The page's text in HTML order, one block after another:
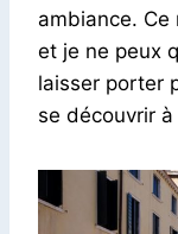
ambiance. Ce
et je ne peux
laisser porter
se découvrir à